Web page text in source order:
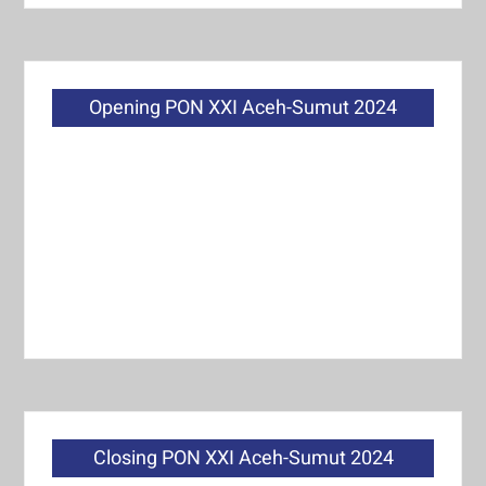
Opening PON XXI Aceh-Sumut 2024
Closing PON XXI Aceh-Sumut 2024